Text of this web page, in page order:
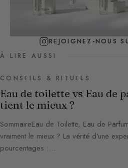
REJOIGNEZ-NOUS
À LIRE AUSSI
CONSEILS & RITUELS
Eau de toilette vs Eau de
tient le mieux ?
SommaireEau de Toilette, Eau de
vraiment le mieux ? La vérité d’une
pourcentages :…